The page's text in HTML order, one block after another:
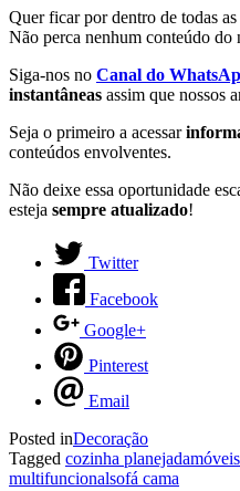
Quer ficar por dentro de todas as
Não perca nenhum conteúdo do
Siga-nos no Canal do
instantâneas assim que nossos
Seja o primeiro a acessar
conteúdos envolventes.
Não deixe essa oportunidade
esteja sempre atualizado!
Twitter
Facebook
Google+
Pinterest
Email
Posted inDecoração
Tagged cozinha planejada
multifuncionalsofá cama